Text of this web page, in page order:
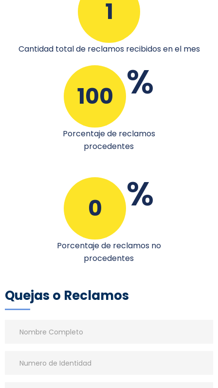
1
Cantidad total de reclamos recibidos en el mes
100 %
Porcentaje de reclamos
procedentes
0 %
Porcentaje de reclamos no
procedentes
Quejas o Reclamos